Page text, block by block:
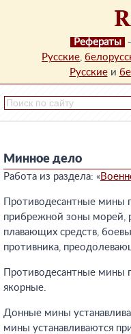
Рефераты -
Русские,
Русскиеи
Минное дело
Работа из раздела: «
Противодесантные мины
прибрежной зоны морей,
плавающих средств,
противника,
Противодесантные мины
якорные.
Донные мины
мины устанавливаются